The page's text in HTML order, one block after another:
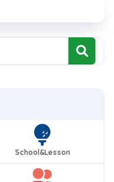
School&Lesson